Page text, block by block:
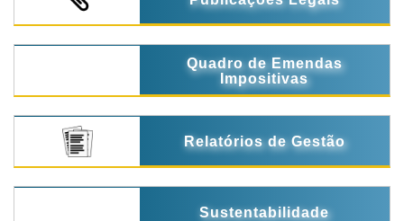
Quadro de Emendas
Impositivas
Relatórios de Gestão
Sustentabilidade